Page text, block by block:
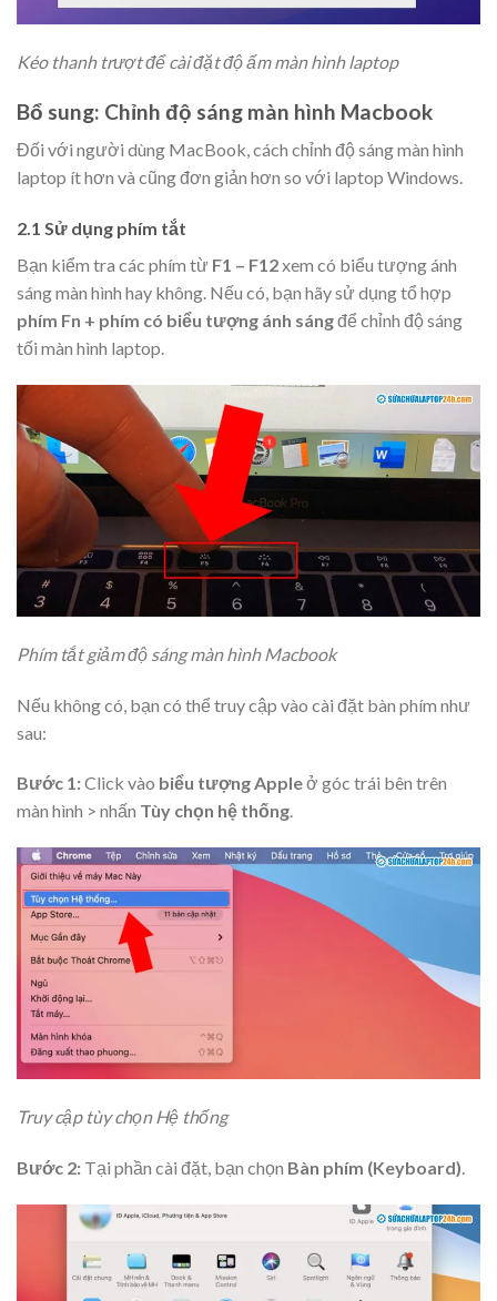
Kéo thanh trượt để cài đặt độ ấm màn hình laptop
Bổ sung: Chỉnh độ sáng màn hình Macbook
Đối với người dùng MacBook, cách chỉnh độ sáng màn hình
laptop ít hơn và cũng đơn giản hơn so với laptop Windows.
2.1 Sử dụng phím tắt
Bạn kiểm tra các phím từ F1 – F12xem có biểu tượng ánh
sáng màn hình hay không. Nếu có, bạn hãy sử dụng tổ hợp
phím Fn + phím có biểu tượng ánh sángđể chỉnh độ sáng
tối màn hình laptop.
Phím tắt giảm độ sáng màn hình Macbook
Nếu không có, bạn có thể truy cập vào cài đặt bàn phím như
sau:
Bước 1:Click vào biểu tượng Appleở góc trái bên trên
màn hình > nhấn Tùy chọn hệ thống.
Truy cập tùy chọn Hệ thống
Bước 2: Tại phần cài đặt, bạn chọn Bàn phím (Keyboard).